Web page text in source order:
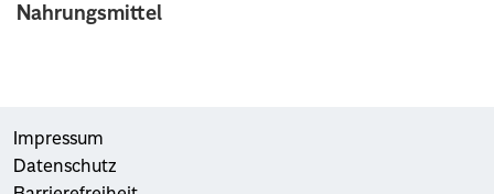
Nahrungsmittel
Impressum
Datenschutz